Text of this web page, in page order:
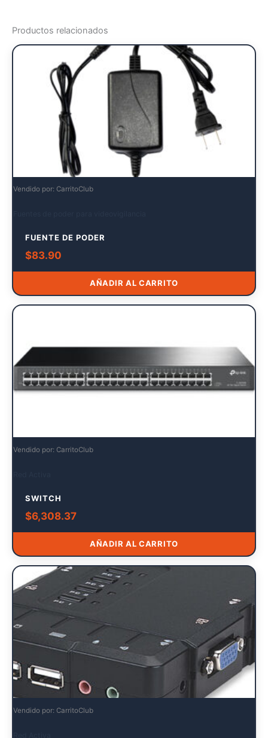
Productos relacionados
Vendido por: CarritoClub
FUENTE DE PODER
$83.90
AÑADIR AL CARRITO
Vendido por: CarritoClub
SWITCH
$6,308.37
AÑADIR AL CARRITO
Vendido por: CarritoClub